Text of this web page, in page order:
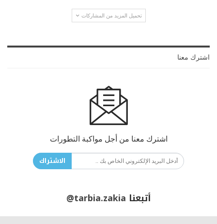
تحميل المزيد من المشاركات
اشترك معنا
اشترك معنا من أجل مواكبة التطورات
الاشتراك
أتبعنا @tarbia.zakia